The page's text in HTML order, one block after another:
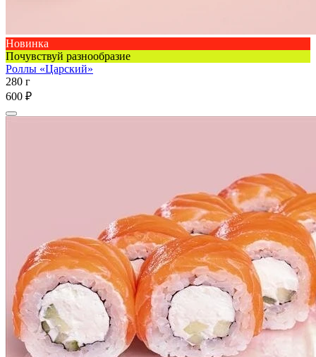
Новинка
Почувствуй разнообразие
Роллы «Царский»
280 г
600 ₽